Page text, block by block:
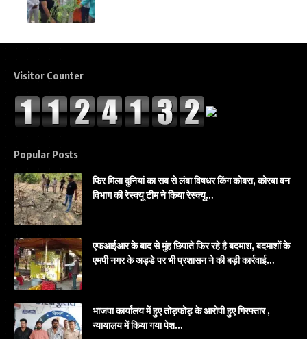
Visitor Counter
Popular Posts
फिर मिला दुनियां का सब से लंबा विषधर किंग कोबरा, कोरबा वन
विभाग की रेस्क्यू टीम ने किया रेस्क्यू…
एफआईआर के बाद से मुंह छिपाते फिर रहे है बदमाश, बदमाशों के
एमपी नगर के अड्डे पर भी प्रशासन ने की बड़ी कार्रवाई…
भाजपा कार्यालय में हुए तोड़फोड़ के आरोपी हुए गिरफ्तार ,
न्यायालय में किया गया पेश…